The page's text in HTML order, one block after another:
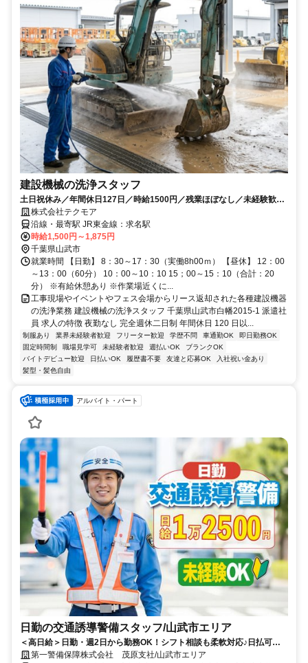
建設機械の洗浄スタッフ
土日祝休み／年間休日127日／時給1500円／残業ほぼなし／未経験歓迎
／屋内作業／福利厚生充実
株式会社テクモア
沿線・最寄駅 JR東金線：求名駅
時給1,500円～1,875円
千葉県山武市
就業時間 【日勤】 8：30～17：30（実働8h00ｍ） 【昼休】 12：00
～13：00（60分） 10：00～10：10 15；00～15：10（合計：20
分） ※有給休憩あり ※作業場近くに...
工事現場やイベントやフェス会場からリース返却された各種建設機器
の洗浄業務 建設機械の洗浄スタッフ 千葉県山武市白幡2015-1 派遣社
員 求人の特徴 夜勤なし 完全週休二日制 年間休日 120 日以...
制服あり 業界未経験者歓迎 フリーター歓迎 学歴不問 車通勤OK
即日勤務OK
固定時間制
職場見学可 未経験者歓迎 週払いOK
ブランクOK
バイトデビュー歓迎
日払いOK 履歴書不要 友達と応募OK
入社祝い金あり
髪型・髪色自由
アルバイト・パート
日勤の交通誘導警備スタッフ/山武市エリア
＜高日給＞日勤・週2日から勤務OK！シフト相談も柔軟対応♪日払可◎
未経験歓迎★
第一警備保障株式会社 茂原支社/山武市エリア